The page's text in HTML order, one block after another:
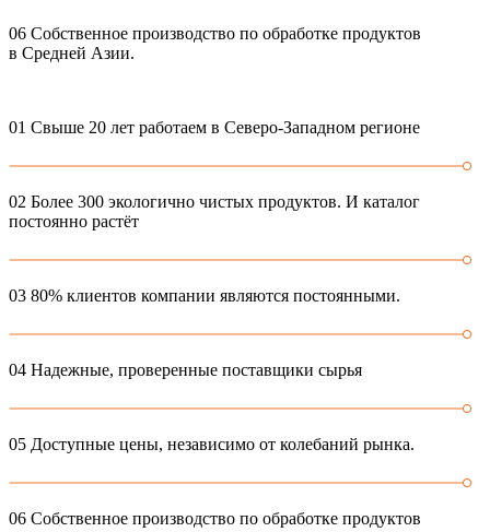
06 Собственное производство по обработке продуктов
в Средней Азии.
01 Свыше 20 лет работаем в Северо-Западном регионе
02 Более 300 экологично чистых продуктов. И каталог
постоянно растёт
03 80% клиентов компании являются постоянными.
04 Надежные, проверенные поставщики сырья
05 Доступные цены, независимо от колебаний рынка.
06 Собственное производство по обработке продуктов